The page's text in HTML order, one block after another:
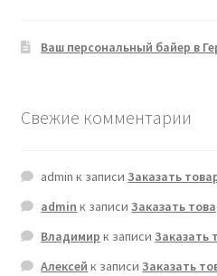
Ваш персональный байер в
Свежие комментарии
admin к записиЗаказать
admin к записиЗаказать
Владимир к записиЗаказать
Алексей к записиЗаказать